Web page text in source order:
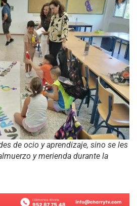
de ocio y aprendizaje, sino se les
y merienda durante la